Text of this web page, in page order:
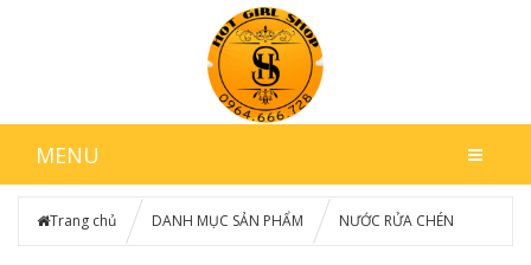
MENU
Trang chủ DANH MỤC SẢN PHẨM NƯỚC RỬA CHÉN